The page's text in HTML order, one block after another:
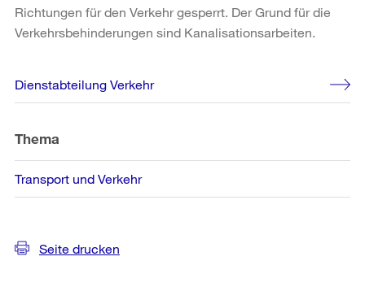
Richtungen für den Verkehr gesperrt. Der Grund für die
Verkehrsbehinderungen sind Kanalisationsarbeiten.
Weitere
Informationen
Dienstabteilung Verkehr
Thema
Transport und Verkehr
Seite drucken